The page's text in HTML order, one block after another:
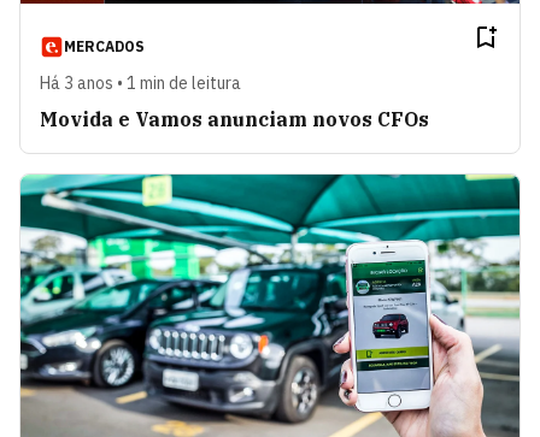
MERCADOS
Há 3 anos • 1 min de leitura
Movida e Vamos anunciam novos CFOs